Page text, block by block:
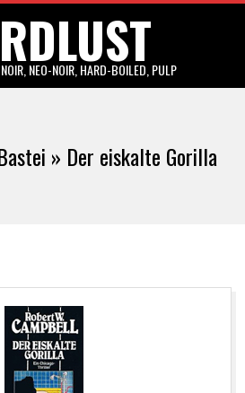
NEO-NOIR, HARD-BOILED, PULP
» Der eiskalte Gorilla